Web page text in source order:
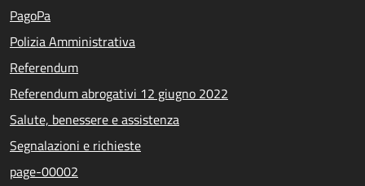
PagoPa
Polizia Amministrativa
Referendum
Referendum abrogativi 12 giugno 2022
Salute, benessere e assistenza
Segnalazioni e richieste
page-00002